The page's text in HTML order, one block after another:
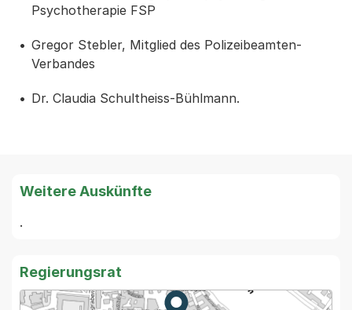
Psychotherapie FSP
Gregor Stebler, Mitglied des Polizeibeamten-
Verbandes
Dr. Claudia Schultheiss-Bühlmann.
Weitere Auskünfte
.
Regierungsrat